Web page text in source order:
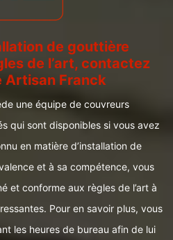
de gouttière
de l’art, contactez
Artisan Franck
une équipe de couvreurs
qui sont disponibles si vous avez
en matière d’installation de
et à sa compétence, vous
et conforme aux règles de l’art à
Pour en savoir plus, vous
les heures de bureau afin de lui